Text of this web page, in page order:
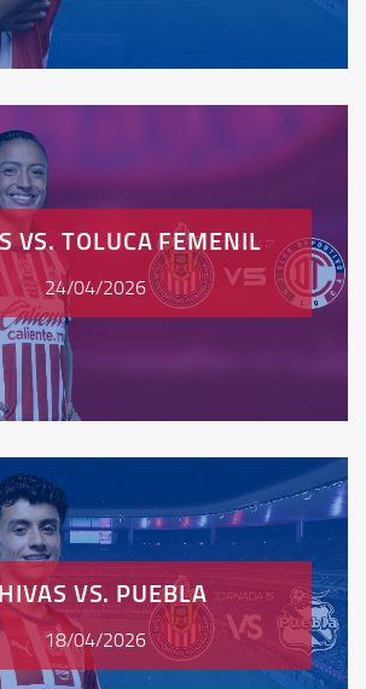
VS. TOLUCA FEMENIL
24/04/2026
VS. PUEBLA
18/04/2026